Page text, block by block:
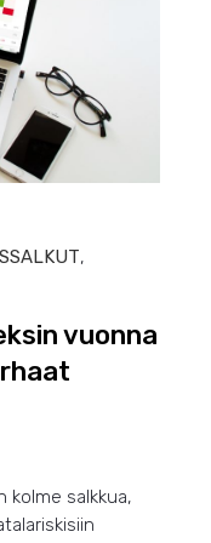
,
vuonna
kolme salkkua,